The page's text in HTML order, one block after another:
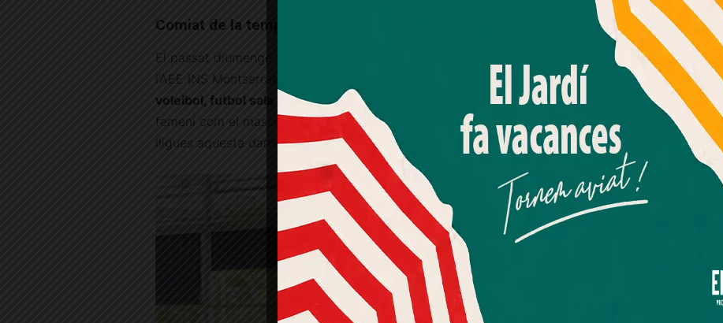
Comiat de la temporada
El passat diumenge 20 de juny es va celebrar la festa de final de temporada de
l’AEE INS Montserrat. L’acte va servir per presentar els
prop de 40 equips de
voleibol, futbol sala i bàsquetque té l’entitat. En el cas del vòlei, tant el Sènior
femení com el masculí han arribat a disputar la fase d’ascens de les respectives
lligues aquesta darrera temporada.
Amb el seu acord, nosaltres fem servir galetes o
tecnologies similars per emmagatzemar, accedir i
processar dades personals com la seva visita a aquest lloc
web. Pot retirar el seu consentiment o oposar-se al
processament de dades basat en interessos legítims en
qualsevol moment fent clic a "Ajustos de cookies" o a la
nostra Política de privacitat en aquest lloc web. Si cliques
"acceptar" dones el teu consentiment
Més informació Acceptar Rebutjar tot
Quan l’usuari crea un compte al Diari el Jardí, dona el seu
consentiment explícit per rebre comunicacions
informatives relacionades amb el servei. Aquest
consentiment pot ser revocat en qualsevol moment
mitjançant l’enllaç de baixa present a tots els correus.